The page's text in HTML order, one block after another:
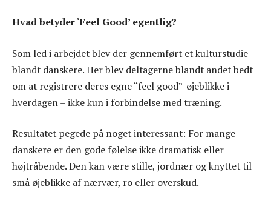
Hvad betyder ‘Feel Good’ egentlig?
Som led i arbejdet blev der gennemført et kulturstudie
blandt danskere. Her blev deltagerne blandt andet bedt
om at registrere deres egne “feel good”-øjeblikke i
hverdagen – ikke kun i forbindelse med træning.
Resultatet pegede på noget interessant: For mange
danskere er den gode følelse ikke dramatisk eller
højtråbende. Den kan være stille, jordnær og knyttet til
små øjeblikke af nærvær, ro eller overskud.